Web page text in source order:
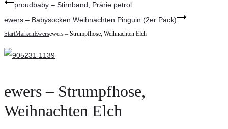
proudbaby – Stirnband, Prärie petrol
ewers – Babysocken Weihnachten Pinguin (2er Pack)
StartMarkenEwersewers – Strumpfhose, Weihnachten Elch
ewers – Strumpfhose,
Weihnachten Elch